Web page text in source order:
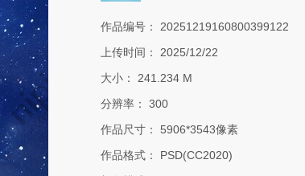
作品编号：
20251219160800399122
上传时间：
2025/12/22
大小：
241.234 M
分辨率：
300
作品尺寸：
5906*3543像素
作品格式：
PSD(CC2020)